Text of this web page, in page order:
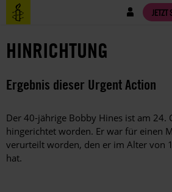
Direkt
zum
Benutzermenü JETZT
HINRICHTUNG
Ergebnis dieser Urgent Action
Der 40-jährige Bobby Hines ist am 24.
hingerichtet worden. Er war für einen
verurteilt worden, den er im Alter von
hat.